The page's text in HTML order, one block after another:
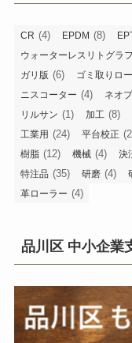
CR (4) EPDM (8)
ウォーターレスリトグラフ
ガリ版 (6) ゴミ取りロ
ニスコーター (4) ネオ
リルサン (1) 加工 (8)
工業用 (24) 平台校正
樹脂 (12) 機械 (4) 決
特注品 (35) 研磨 (4)
革ローラー (4)
品川区 中小企業